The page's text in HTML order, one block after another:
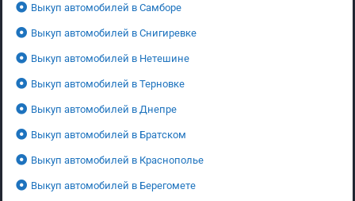
Выкуп автомобилей в Самборе
Выкуп автомобилей в Снигиревке
Выкуп автомобилей в Нетешине
Выкуп автомобилей в Терновке
Выкуп автомобилей в Днепре
Выкуп автомобилей в Братском
Выкуп автомобилей в Краснополье
Выкуп автомобилей в Берегомете